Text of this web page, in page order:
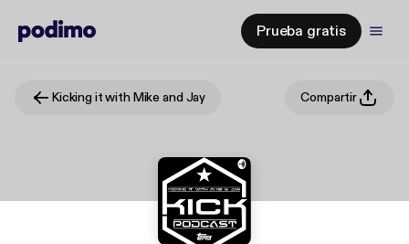
Prueba gratis
Kicking it with Mike and Jay Compartir